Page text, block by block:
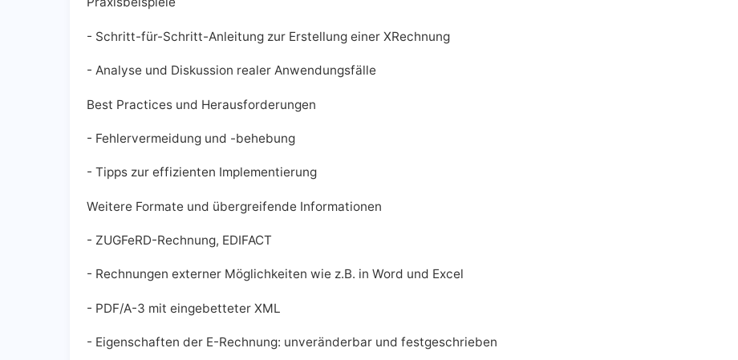
- Schritt-für-Schritt-Anleitung zur Erstellung einer XRechnung
- Analyse und Diskussion realer Anwendungsfälle
Best Practices und Herausforderungen
- Fehlervermeidung und -behebung
- Tipps zur effizienten Implementierung
Weitere Formate und übergreifende Informationen
- ZUGFeRD-Rechnung, EDIFACT
- Rechnungen externer Möglichkeiten wie z.B. in Word und Excel
- PDF/A-3 mit eingebetteter XML
- Eigenschaften der E-Rechnung: unveränderbar und festgeschrieben